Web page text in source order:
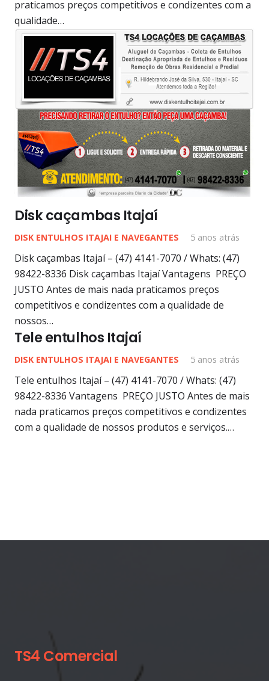
praticamos preços competitivos e condizentes com a
qualidade…
Disk caçambas Itajaí
DISK ENTULHOS ITAJAI E NAVEGANTES 5 anos atrás
Disk caçambas Itajaí – (47) 4141-7070 / Whats: (47)
98422-8336 Disk caçambas Itajaí Vantagens PREÇO
JUSTO Antes de mais nada praticamos preços
competitivos e condizentes com a qualidade de
nossos…
Tele entulhos Itajaí
DISK ENTULHOS ITAJAI E NAVEGANTES 5 anos atrás
Tele entulhos Itajaí – (47) 4141-7070 / Whats: (47)
98422-8336 Vantagens PREÇO JUSTO Antes de mais
nada praticamos preços competitivos e condizentes
com a qualidade de nossos produtos e serviços.…
TS4 Comercial